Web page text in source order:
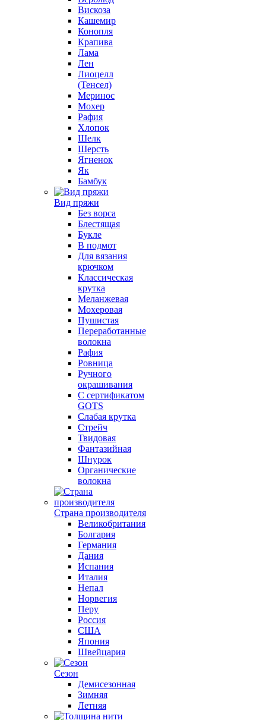
Вискоза
Кашемир
Конопля
Крапива
Лама
Лен
Лиоцелл
(Тенсел)
Меринос
Мохер
Рафия
Хлопок
Шелк
Шерсть
Ягненок
Як
Бамбук
Вид пряжи
Без ворса
Блестящая
Букле
В подмот
Для вязания
крючком
Классическая
крутка
Меланжевая
Мохеровая
Пушистая
Переработанные
волокна
Рафия
Ровница
Ручного
окрашивания
С сертификатом
GOTS
Слабая крутка
Стрейч
Твидовая
Фантазийная
Шнурок
Органические
волокна
Страна производителя
Великобритания
Болгария
Германия
Дания
Испания
Италия
Непал
Норвегия
Перу
Россия
США
Япония
Швейцария
Сезон
Демисезонная
Зимняя
Летняя